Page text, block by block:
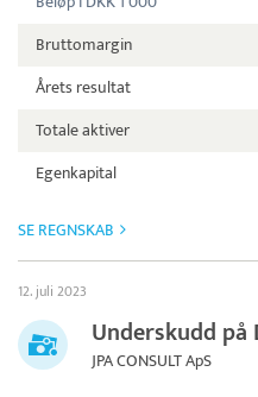
Bruttomargin
Årets resultat
Totale aktiver
Egenkapital
SE REGNSKAB
12. juli 2023
Underskudd på
JPA CONSULT ApS